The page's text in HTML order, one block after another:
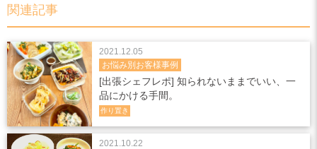
関連記事
[出張シェフレポ] 知られないままでいい、一
品にかける手間。
お悩み別お客様事例
2021.12.05
作り置き
2021.10.22